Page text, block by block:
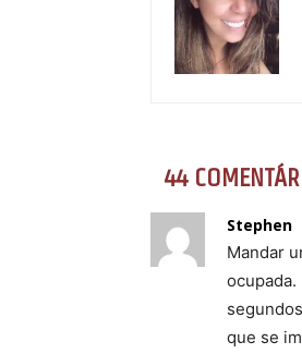
44
Stephen
Mandar
ocupada.
que se